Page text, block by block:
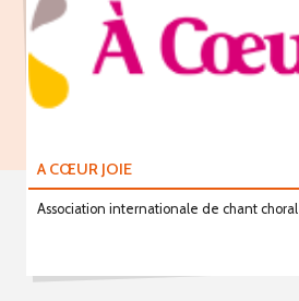
A CŒUR JOIE
Association internationale de chant choral